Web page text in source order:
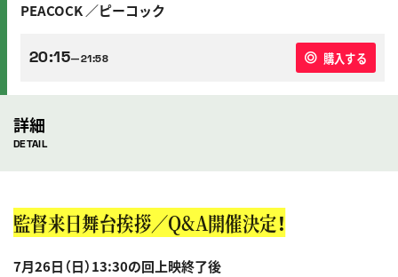
PEACOCK ／ピーコック
20:15—21:58 購入する
詳細
DETAIL
監督来日舞台挨拶／Q&A開催決定！
7月26日（日）13:30の回上映終了後